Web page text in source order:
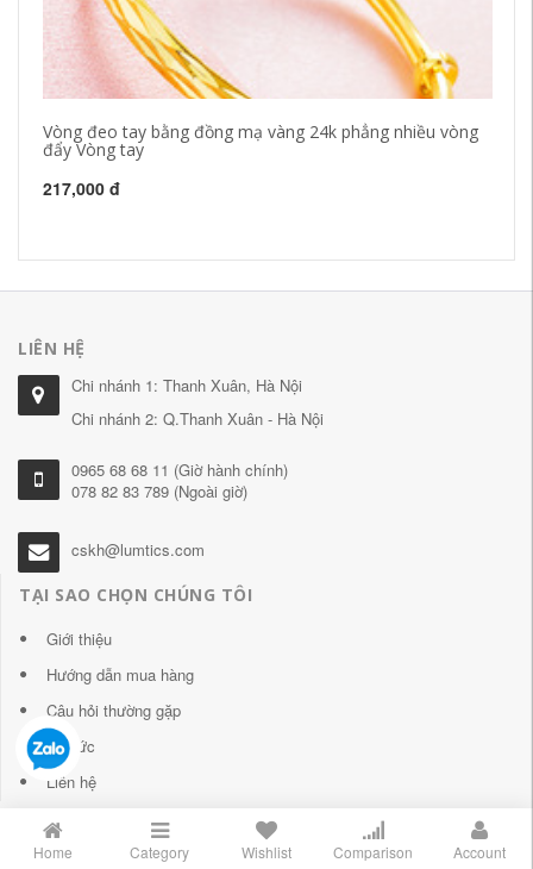
Vòng đeo tay bằng đồng mạ vàng 24k phẳng nhiều vòng
đẩy Vòng tay
217,000 đ
LIÊN HỆ
Chi nhánh 1: Thanh Xuân, Hà Nội
Chi nhánh 2: Q.Thanh Xuân - Hà Nội
0965 68 68 11 (Giờ hành chính)
078 82 83 789 (Ngoài giờ)
cskh@lumtics.com
TẠI SAO CHỌN CHÚNG TÔI
Giới thiệu
Hướng dẫn mua hàng
Câu hỏi thường gặp
Tin tức
Liên hệ
Home Category Wishlist Comparison Account